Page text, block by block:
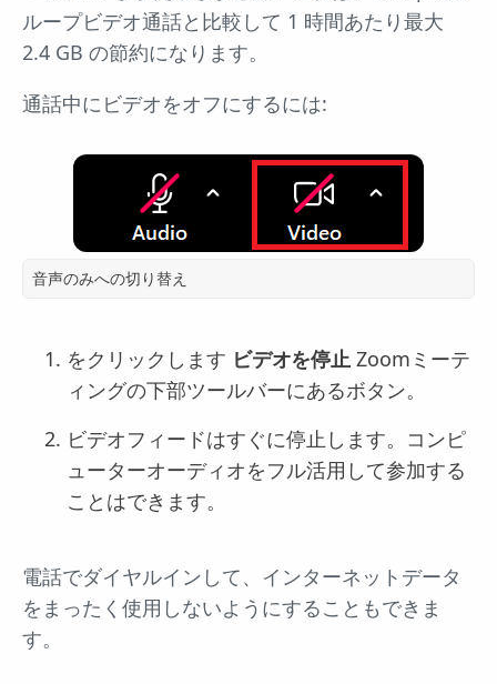
ループビデオ通話と比較して 1 時間あたり最大
2.4 GB の節約になります。
通話中にビデオをオフにするには:
音声のみへの切り替え
をクリックします ビデオを停止Zoomミーテ
ィングの下部ツールバーにあるボタン。
ビデオフィードはすぐに停止します。コンピ
ューターオーディオをフル活用して参加する
ことはできます。
電話でダイヤルインして、インターネットデータ
をまったく使用しないようにすることもできま
す。